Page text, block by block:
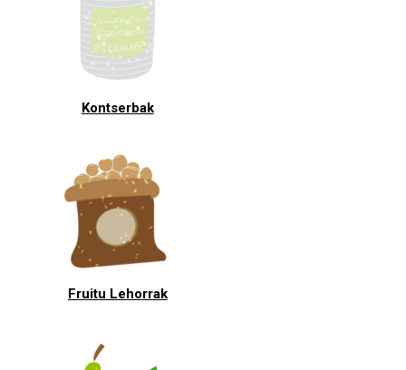
Kontserbak
Fruitu Lehorrak